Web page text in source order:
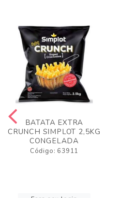
BATATA EXTRA
CRUNCH SIMPLOT 2,5KG
CONGELADA
Código: 63911